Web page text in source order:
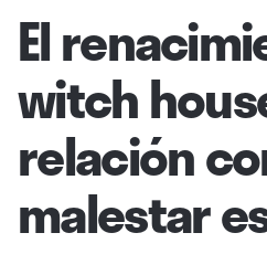
El
witch
relación
malestar